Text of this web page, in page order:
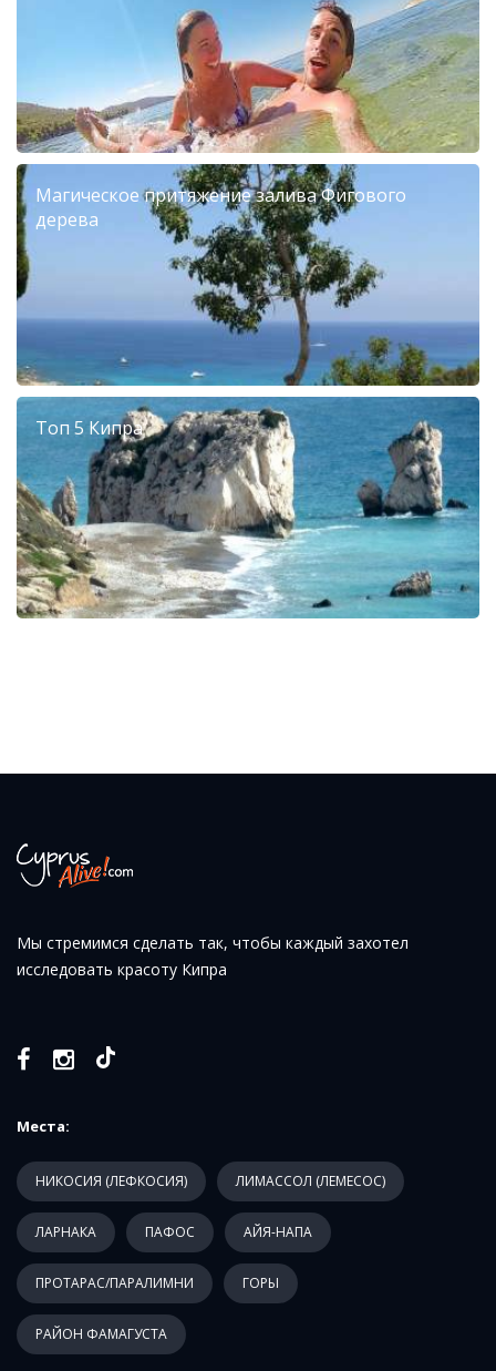
Магическое притяжение залива Фигового
дерева
Топ 5 Кипра
Мы стремимся сделать так, чтобы каждый захотел
исследовать красоту Кипра
Места:
НИКОСИЯ (ЛЕФКОСИЯ) ЛИМАССОЛ (ЛЕМЕСОС)
ЛАРНАКА ПАФОС АЙЯ-НАПА
ПРОТАРАС/ПАРАЛИМНИ ГОРЫ
РАЙОН ФАМАГУСТА